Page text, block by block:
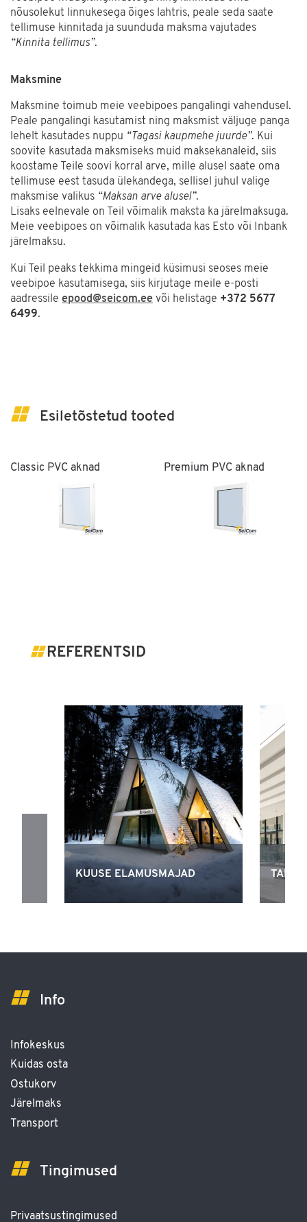
nõusolekut linnukesega õiges lahtris, peale seda saate
tellimuse kinnitada ja suunduda maksma vajutades
“Kinnita tellimus”.
Maksmine
Maksmine toimub meie veebipoes pangalingi vahendusel.
Peale pangalingi kasutamist ning maksmist väljuge panga
lehelt kasutades nuppu “Tagasi kaupmehe juurde”. Kui
soovite kasutada maksmiseks muid maksekanaleid, siis
koostame Teile soovi korral arve, mille alusel saate oma
tellimuse eest tasuda ülekandega, sellisel juhul valige
maksmise valikus “Maksan arve alusel”.
Lisaks eelnevale on Teil võimalik maksta ka järelmaksuga.
Meie veebipoes on võimalik kasutada kas Esto või Inbank
järelmaksu.
Kui Teil peaks tekkima mingeid küsimusi seoses meie
veebipoe kasutamisega, siis kirjutage meile e-posti
aadressile epood@seicom.eevõi helistage +372 5677
6499.
Esiletõstetud tooted
Classic PVC aknad Premium PVC aknad
REFERENTSID
KUUSE ELAMUSMAJAD
Info
Infokeskus
Kuidas osta
Ostukorv
Järelmaks
Transport
Tingimused
Privaatsustingimused